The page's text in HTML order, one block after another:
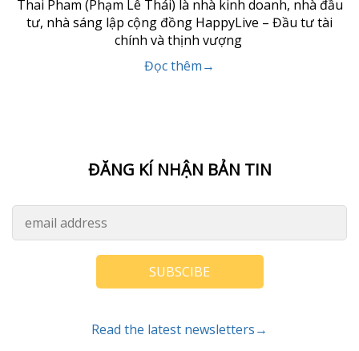
Thai Pham (Phạm Lê Thái) là nhà kinh doanh, nhà đầu
tư, nhà sáng lập cộng đồng HappyLive – Đầu tư tài
chính và thịnh vượng
Đọc thêm→
ĐĂNG KÍ NHẬN BẢN TIN
SUBSCIBE
Read the latest newsletters→